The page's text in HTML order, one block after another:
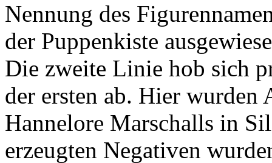
Nennung des
der Puppenkiste
Die zweite Linie hob sich
der ersten ab. Hier wurden
Hannelore Marschalls in
erzeugten Negativen